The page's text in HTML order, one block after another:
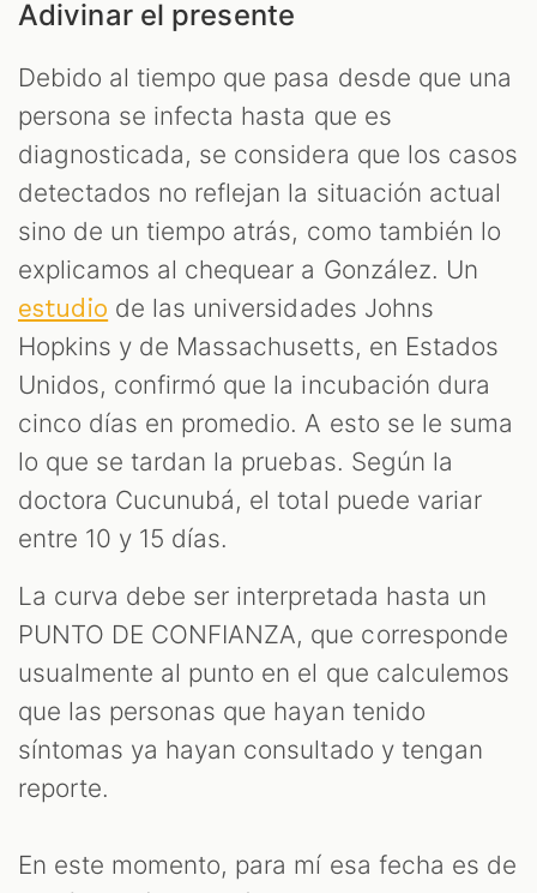
Adivinar el presente
Debido al tiempo que pasa desde que una
persona se infecta hasta que es
diagnosticada, se considera que los casos
detectados no reflejan la situación actual
sino de un tiempo atrás, como también lo
explicamos al chequear a González. Un
estudio de las universidades Johns
Hopkins y de Massachusetts, en Estados
Unidos, confirmó que la incubación dura
cinco días en promedio. A esto se le suma
lo que se tardan la pruebas. Según la
doctora Cucunubá, el total puede variar
entre 10 y 15 días.
La curva debe ser interpretada hasta un
PUNTO DE CONFIANZA, que corresponde
usualmente al punto en el que calculemos
que las personas que hayan tenido
síntomas ya hayan consultado y tengan
reporte.
En este momento, para mí esa fecha es de